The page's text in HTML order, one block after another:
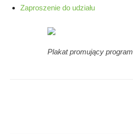
Zaproszenie do udziału
Plakat promujący program